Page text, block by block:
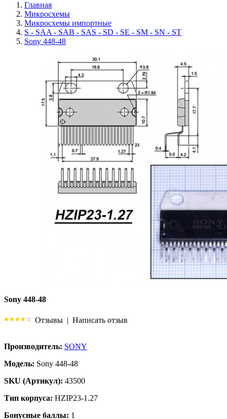
Главная
Микросхемы
Микросхемы импортные
S - SAA - SAB - SAS - SD - SE - SM - SN - ST
Sony 448-48
Sony 448-48
Отзывы | Написать отзыв
Производитель: SONY
Модель: Sony 448-48
SKU (Артикул): 43500
Тип корпуса: HZIP23-1.27
Бонусные баллы: 1